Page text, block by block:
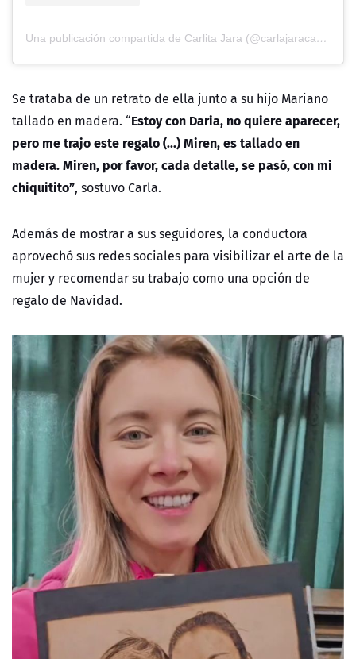
Una publicación compartida de Carlita Jara (@carlajaracadiz)
Se trataba de un retrato de ella junto a su hijo Mariano
tallado en madera. “Estoy con Daria, no quiere aparecer,
pero me trajo este regalo (...) Miren, es tallado en
madera. Miren, por favor, cada detalle, se pasó, con mi
chiquitito”, sostuvo Carla.
Además de mostrar a sus seguidores, la conductora
aprovechó sus redes sociales para visibilizar el arte de la
mujer y recomendar su trabajo como una opción de
regalo de Navidad.